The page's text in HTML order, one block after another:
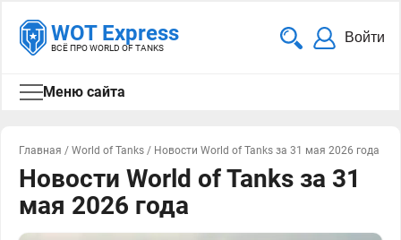
WOT Express
ВСЁ ПРО WORLD OF TANKS
Войти
Меню сайта
Главная / World of Tanks / Новости World of Tanks за 31 мая 2026 года
Новости World of Tanks за 31
мая 2026 года